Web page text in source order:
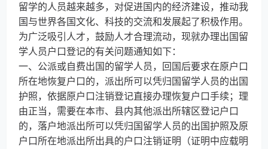
留学的人员越来越多，对促进国内的经济建设，推动我
国与世界各国文化、科技的交流和发展起了积极作用。
为广泛吸引人才，鼓励人才合理流动，现就办理出国留
学人员户口登记的有关问题通知如下：
一、公派或自费出国的留学人员，回国后要求在原户口
所在地恢复户口的，派出所可以凭归国留学人员的出国
护照，依据原户口注销登记直接办理恢复户口手续；理
由正当，需要在本市、县内其他派出所辖区登记户口
的，落户地派出所可以凭归国留学人员的出国护照及原
户口所在地派出所出具的户口注销证明（证明中应载明